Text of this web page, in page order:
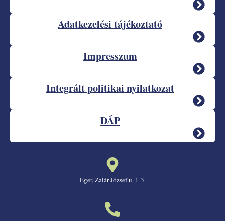
Adatkezelési tájékoztató
Impresszum
Integrált politikai nyilatkozat
DÁP
Eger, Zalár József u. 1-3.